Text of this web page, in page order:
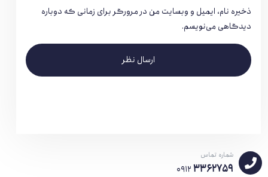
ذخیره نام، ایمیل و وبسایت من در مرورگر برای زمانی که دوباره
دیدگاهی می‌نویسم.
ارسال نظر
شماره تماس
09123362759